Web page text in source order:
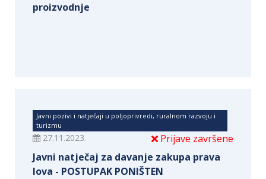
proizvodnje
Javni pozivi i natječaji u poljoprivredi, ruralnom razvoju i
turizmu
Prijave završene
27.11.2023.
Javni natječaj za davanje zakupa prava
lova - POSTUPAK PONIŠTEN